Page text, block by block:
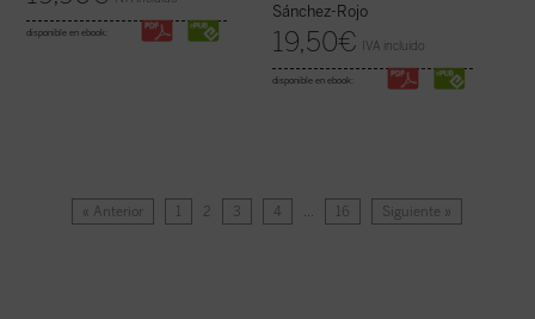
disponible en ebook:
Sánchez-Rojo
19,50€ IVA incluido
disponible en ebook:
« Anterior 1 2 3 4 … 16 Siguiente »